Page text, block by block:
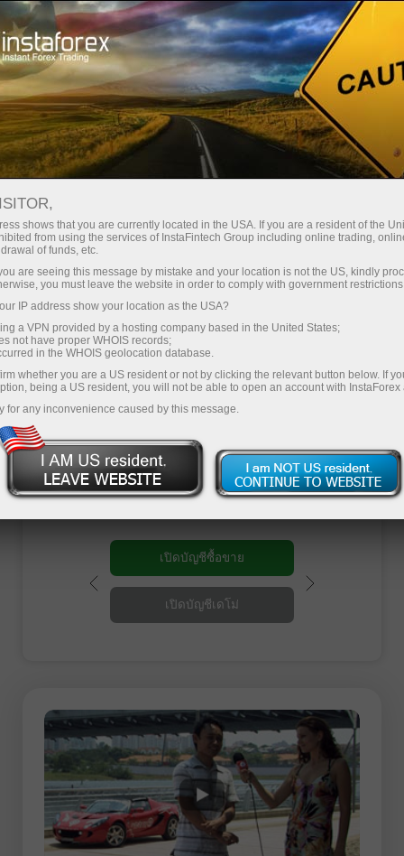
สำหรับเทรดเดอร์ Forex Analytics
InstaForex TV
ท่องโลกภูมิศาสตร์กับทาง InstaForex
ท่องโลกภูมิศาสตร์กับ
ทาง InstaForex
ท่องโลกภูมิศาสตร์กับทาง InstaForex เป็นเป้า
หมายใหม่สำหรับการท่องเที่ยว โดยกลุ่มของ
สถานีโทรทัศน์ InstaForex ได้ไปเที่ยวและเยี่ยม
ชมสถานที่ทางการเงินหลายแห่งรอบโลกและพบ
เจอกับวัฒนธรรมอันเก่าแก่ที่ได้มีส่วนสอดคล้อง
กับจังหวะวิถีชีวิตทางธุรกิจในสมัยใหม่ พวกเราจะ
โร, ฮ่องกง, สิงคโปร์และอื่น ๆ อีกมากมายด้วย
สายตาของคุณเองในการท่องเที่ยวเชิงธุรกิจ
shows that you are currently located in the USA. If you are a resident of the
from using the services of InstaFintech Group including online trading,
of funds, etc.
are seeing this message by mistake and your location is not the US, kindly
you must leave the website in order to comply with government
IP address show your location as the USA?
a VPN provided by a hosting company based in the United States;
not have proper WHOIS records;
in the WHOIS geolocation database.
whether you are a US resident or not by clicking the relevant button below. If
being a US resident, you will not be able to open an account with InstaForex
for any inconvenience caused by this message.